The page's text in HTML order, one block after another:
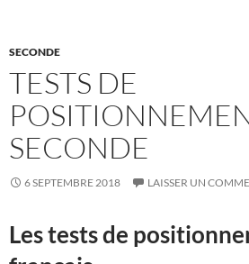
SECONDE
TESTS DE
SECONDE
6 SEPTEMBRE 2018 LAISSER UN
Les tests de